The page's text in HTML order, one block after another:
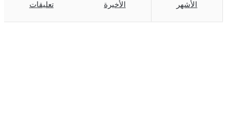
الأشهر الأخيرة تعليقات